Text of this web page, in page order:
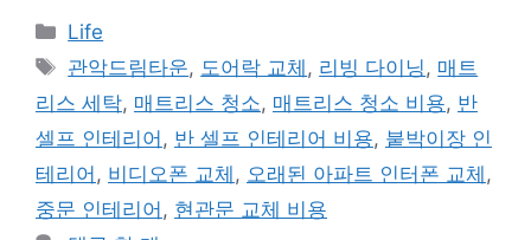
카
테
리
Life
태
그
관악드림타운, 도어락 교체 , 리빙 다이닝, 매트
리스 세탁, 매트리스 청소, 매트리스 청소 비용, 반
셀프 인테리어 , 반 셀프 인테리어 비용, 붙박이장 인
테리어 , 비디오폰 교체 , 오래된 아파트 인터폰 교체 ,
중문 인테리어 , 현관문 교체 비용